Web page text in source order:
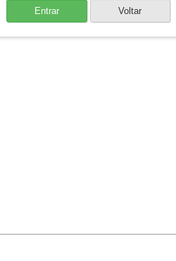
Entrar Voltar